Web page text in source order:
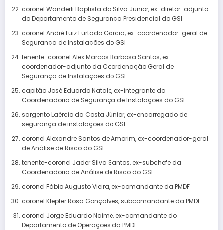
coronel Wanderli Baptista da Silva Junior, ex-diretor-adjunto
do Departamento de Segurança Presidencial do GSI
coronel André Luiz Furtado Garcia, ex-coordenador-geral de
Segurança de Instalações do GSI
tenente-coronel Alex Marcos Barbosa Santos, ex-
coordenador-adjunto da Coordenação Geral de
Segurança de Instalações do GSI
capitão José Eduardo Natale, ex-integrante da
Coordenadoria de Segurança de Instalações do GSI
sargento Laércio da Costa Júnior, ex-encarregado de
segurança de instalações do GSI
coronel Alexandre Santos de Amorim, ex-coordenador-geral
de Análise de Risco do GSI
tenente-coronel Jader Silva Santos, ex-subchefe da
Coordenadoria de Análise de Risco do GSI
coronel Fábio Augusto Vieira, ex-comandante da PMDF
coronel Klepter Rosa Gonçalves, subcomandante da PMDF
coronel Jorge Eduardo Naime, ex-comandante do
Departamento de Operações da PMDF